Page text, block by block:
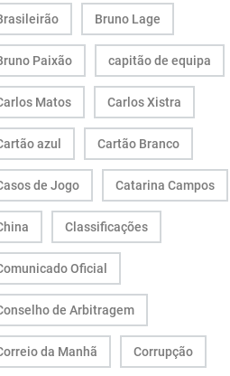
Bruno Lage
Paixão capitão de equipa
Matos Carlos Xistra
azul Cartão Branco
de Jogo Catarina Campos
Classificações
Oficial
de Arbitragem
da Manhã Corrupção